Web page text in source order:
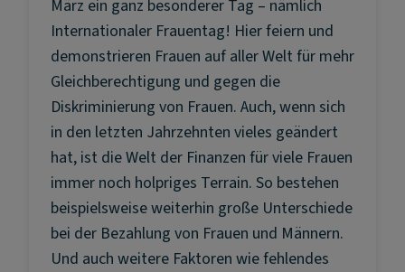
März ein ganz besonderer Tag – nämlich
Internationaler Frauentag! Hier feiern und
demonstrieren Frauen auf aller Welt für mehr
Gleichberechtigung und gegen die
Diskriminierung von Frauen. Auch, wenn sich
in den letzten Jahrzehnten vieles geändert
hat, ist die Welt der Finanzen für viele Frauen
immer noch holpriges Terrain. So bestehen
beispielsweise weiterhin große Unterschiede
bei der Bezahlung von Frauen und Männern.
Und auch weitere Faktoren wie fehlendes